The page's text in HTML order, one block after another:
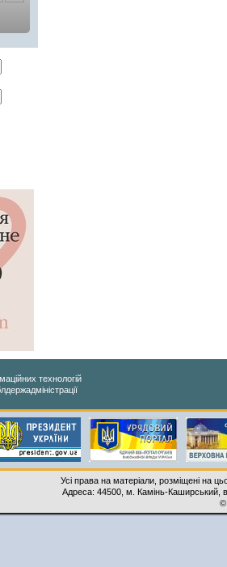
технологій
Усі права на матеріали, розміщені на
Адреса: 44500, м. Камінь-Каширський,
©